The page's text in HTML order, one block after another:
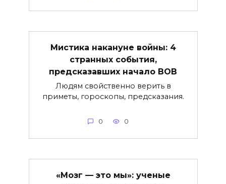
Мистика накануне войны: 4
странных события,
предсказавших начало ВОВ
Людям свойственно верить в
приметы, гороскопы, предсказания.
0 0
«Мозг — это мы»: ученые